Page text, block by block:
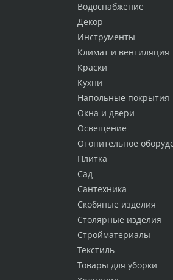
Водоснабжение
Декор
Инструменты
Климат и вентиляция
Краски
Кухни
Напольные покрытия
Окна и двери
Освещение
Отопительное
Плитка
Сад
Сантехника
Скобяные изделия
Столярные изделия
Стройматериалы
Текстиль
Товары для уборки